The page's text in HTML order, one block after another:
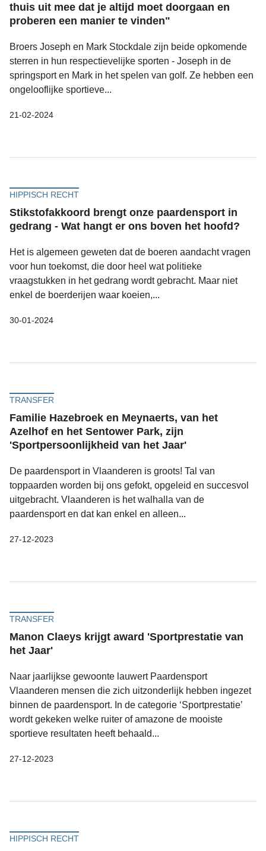
thuis uit mee dat je altijd moet doorgaan en
proberen een manier te vinden"
Broers Joseph en Mark Stockdale zijn beide opkomende
sterren in hun respectievelijke sporten - Joseph in de
springsport en Mark in het spelen van golf. Ze hebben een
ongelooflijke sportieve...
21-02-2024
HIPPISCH RECHT
Stikstofakkoord brengt onze paardensport in
gedrang - Wat hangt er ons boven het hoofd?
Het is algemeen geweten dat de boeren aandacht vragen
voor hun toekomst, die door heel wat politieke
vraagstukken in het gedrang wordt gebracht. Maar niet
enkel de boerderijen waar koeien,...
30-01-2024
TRANSFER
Familie Hazebroek en Meynaerts, van het
Azelhof en het Sentower Park, zijn
'Sportpersoonlijkheid van het Jaar'
De paardensport in Vlaanderen is groots! Tal van
toppaarden worden bij ons gefokt, opgeleid en succesvol
uitgebracht. Vlaanderen is het walhalla van de
paardensport en dat kan enkel en alleen...
27-12-2023
TRANSFER
Manon Claeys krijgt award 'Sportprestatie van
het Jaar'
Naar jaarlijkse gewoonte lauwert Paardensport
Vlaanderen mensen die zich uitzonderlijk hebben ingezet
binnen de paardensport. In de categorie ‘Sportprestatie’
wordt gekeken welke ruiter of amazone de mooiste
sportieve resultaten heeft behaald...
27-12-2023
HIPPISCH RECHT